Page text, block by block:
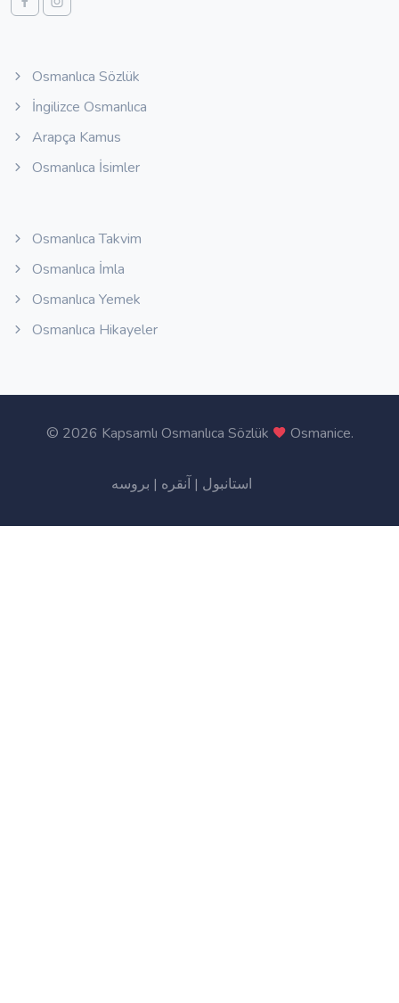
Osmanlıca Sözlük
İngilizce Osmanlıca
Arapça Kamus
Osmanlıca İsimler
Osmanlıca Takvim
Osmanlıca İmla
Osmanlıca Yemek
Osmanlıca Hikayeler
© 2026 Kapsamlı Osmanlıca Sözlük Osmanice.
استانبول | آنقره | بروسه